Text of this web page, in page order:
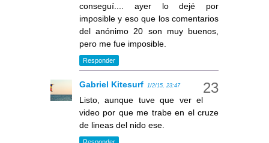
conseguí.... ayer lo dejé por
imposible y eso que los comentarios
del anónimo 20 son muy buenos,
pero me fue imposible.
Responder
Gabriel Kitesurf 1/2/15, 23:47
Listo, aunque tuve que ver el
video por que me trabe en el cruze
de lineas del nido ese.